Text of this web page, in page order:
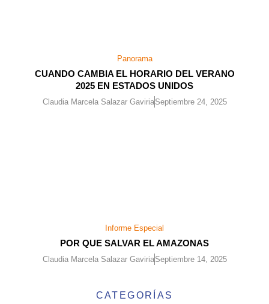
Panorama
CUANDO CAMBIA EL HORARIO DEL VERANO
2025 EN ESTADOS UNIDOS
Claudia Marcela Salazar GaviriaSeptiembre 24, 2025
Informe Especial
POR QUE SALVAR EL AMAZONAS
Claudia Marcela Salazar GaviriaSeptiembre 14, 2025
CATEGORÍAS